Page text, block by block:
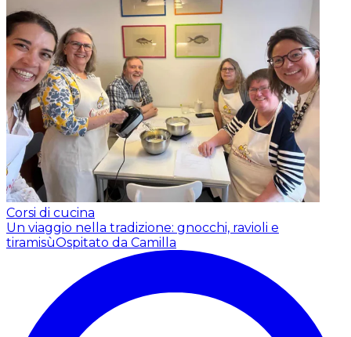
Corsi di cucina
Un viaggio nella tradizione: gnocchi, ravioli e
tiramisùOspitato da Camilla